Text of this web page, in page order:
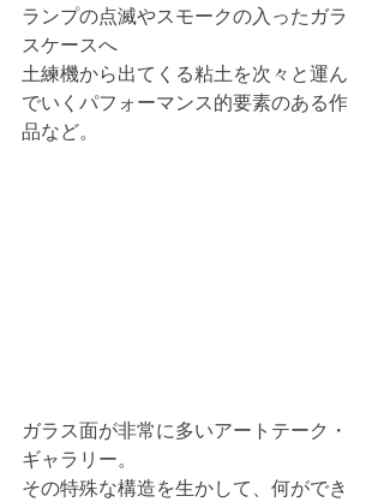
ランプの点滅やスモークの入ったガラ
スケースへ
土練機から出てくる粘土を次々と運ん
でいくパフォーマンス的要素のある作
品など。
ガラス面が非常に多いアートテーク・
ギャラリー。
その特殊な構造を生かして、何ができ